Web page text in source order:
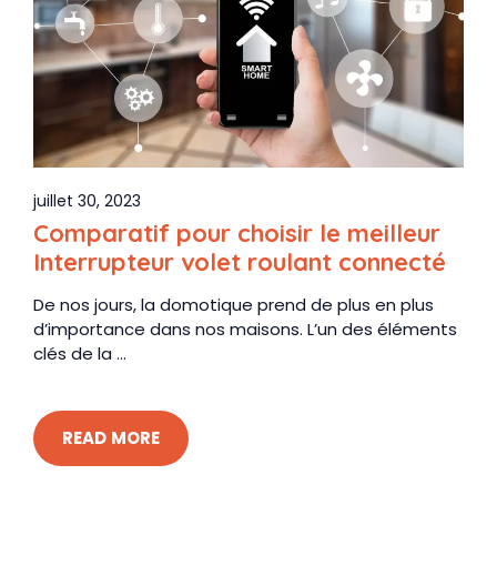
juillet 30, 2023
Comparatif pour choisir le meilleur
Interrupteur volet roulant connecté
De nos jours, la domotique prend de plus en plus
d’importance dans nos maisons. L’un des éléments
clés de la ...
READ MORE